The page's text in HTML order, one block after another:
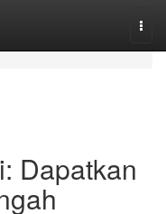
Dapatkan